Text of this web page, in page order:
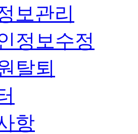
보관리
정보수정
탈퇴
항